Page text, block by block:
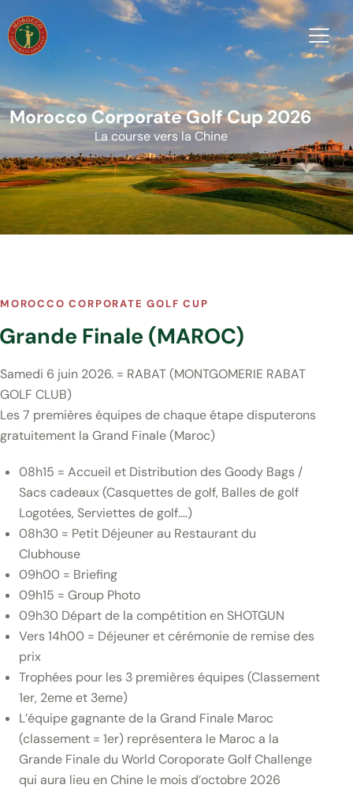
Morocco Corporate Golf Cup 2026
La course vers la Chine
MOROCCO CORPORATE GOLF CUP
Grande Finale (MAROC)
Samedi 6 juin 2026. = RABAT (MONTGOMERIE RABAT
GOLF CLUB)
Les 7 premières équipes de chaque étape disputerons
gratuitement la Grand Finale (Maroc)
08h15 = Accueil et Distribution des Goody Bags /
Sacs cadeaux (Casquettes de golf, Balles de golf
Logotées, Serviettes de golf….)
08h30 = Petit Déjeuner au Restaurant du
Clubhouse
09h00 = Briefing
09h15 = Group Photo
09h30 Départ de la compétition en SHOTGUN
Vers 14h00 = Déjeuner et cérémonie de remise des
prix
Trophées pour les 3 premières équipes (Classement
1er, 2eme et 3eme)
L’équipe gagnante de la Grand Finale Maroc
(classement = 1er) représentera le Maroc a la
Grande Finale du World Coroporate Golf Challenge
qui aura lieu en Chine le mois d’octobre 2026